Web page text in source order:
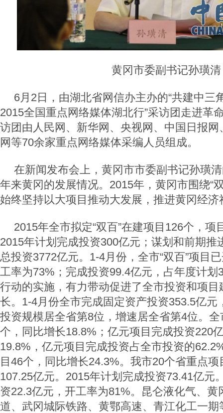
黄冈市委副书记孙璜清
6月2日，由湖北省网信办主办的“共建中
2015全国重点网络媒体湖北行”采访团走进革
访团由人民网、新华网、央视网、中国日报
网等70余家重点网络媒体采编人员组成。
在新闻发布会上，黄冈市市委副书记孙璜
年来黄冈的发展情况。2015年，黄冈市围绕“
始终坚持以大项目推动大发展，推进黄冈经济
2015年全市拟定“双百”在建项目126个，项
2015年计划完成投资300亿元；谋划和前期推
总投资3772亿元。1-4月份，全市“双百”项目
工率为73%；完成投资99.4亿元，占年度计划
行动的实施，有力带动促进了全市投资和项
长。1-4月份全市完成固定资产投资353.5亿元
投资规模居全省第8位，增速居全省第4位。
个，同比增长18.8%；亿元项目完成投资220
19.8%，亿元项目完成投资占全市投资的
目46个，同比增长24.3%。我市20个省重点
107.25亿元。2015年计划完成投资73.41亿元
资22.3亿元，开工率为81%。昆仑液化气、黄
道、武冈城际铁路、黄鄂高速、青江化工一